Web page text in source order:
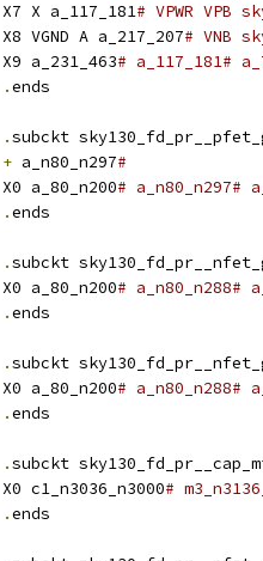
X7 X a_117_181# VPWR VPB
X8 VGND A a_217_207# VNB
X9 a_231_463# a_117_181#
.ends
.subckt
+ a_n80_n297#
X0 a_80_n200# a_n80_n297#
.ends
.subckt
X0 a_80_n200# a_n80_n288#
.ends
.subckt
X0 a_80_n200# a_n80_n288#
.ends
.subckt
X0 c1_n3036_n3000#
.ends